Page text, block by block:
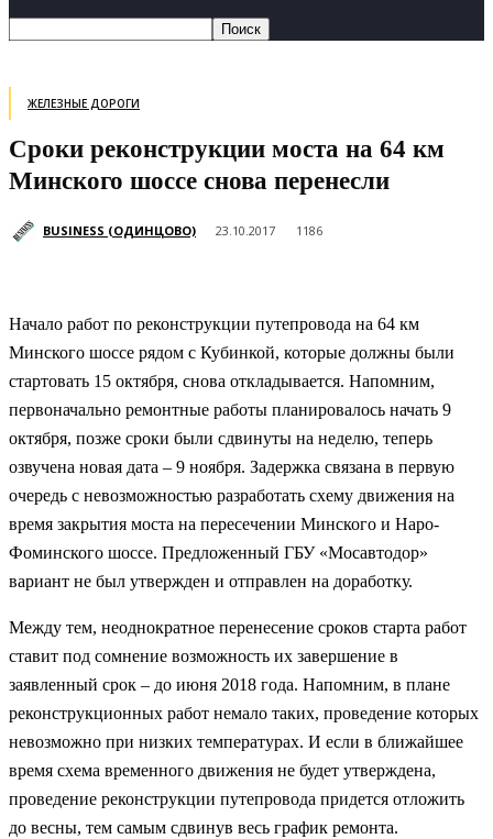
ЖЕЛЕЗНЫЕ ДОРОГИ
Сроки реконструкции моста на 64 км
Минского шоссе снова перенесли
BUSINESS (ОДИНЦОВО) 23.10.2017 1186
Начало работ по реконструкции путепровода на 64 км
Минского шоссе рядом с Кубинкой, которые должны были
стартовать 15 октября, снова откладывается. Напомним,
первоначально ремонтные работы планировалось начать 9
октября, позже сроки были сдвинуты на неделю, теперь
озвучена новая дата – 9 ноября. Задержка связана в первую
очередь с невозможностью разработать схему движения на
время закрытия моста на пересечении Минского и Наро-
Фоминского шоссе. Предложенный ГБУ «Мосавтодор»
вариант не был утвержден и отправлен на доработку.
Между тем, неоднократное перенесение сроков старта работ
ставит под сомнение возможность их завершение в
заявленный срок – до июня 2018 года. Напомним, в плане
реконструкционных работ немало таких, проведение которых
невозможно при низких температурах. И если в ближайшее
время схема временного движения не будет утверждена,
проведение реконструкции путепровода придется отложить
до весны, тем самым сдвинув весь график ремонта.